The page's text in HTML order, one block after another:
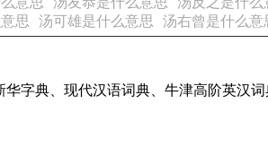
思 汤可雄是什么意思 汤右曾是什么意
华字典、现代汉语词典、牛津高阶英